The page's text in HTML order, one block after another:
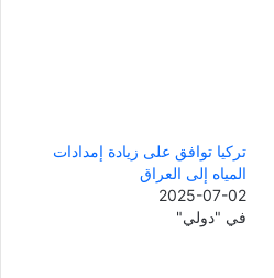
تركيا توافق على زيادة إمدادات
المياه إلى العراق
2025-07-02
في "دولي"